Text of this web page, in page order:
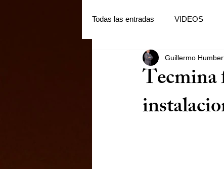
Todas las entradas VIDEOS
Tecmina
Guillermo